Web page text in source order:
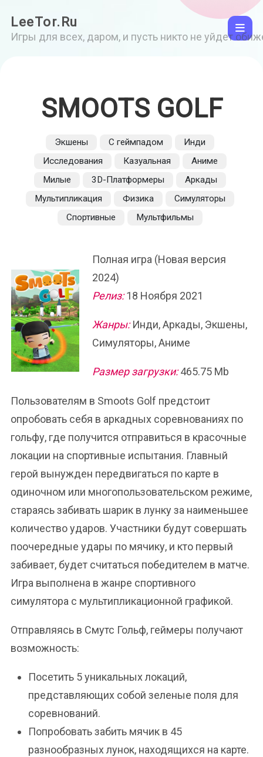
LeeTor.Ru
Игры для всех, даром, и пусть никто не уйдет
SMOOTS GOLF
Экшены С геймпадом
Инди
Исследования
Казуальная
Аниме
Милые
3D-Платформеры
Аркады
Мультипликация
Физика
Симуляторы
Спортивные
Мультфильмы
Полная игра (Новая версия
2024)
Релиз:18 Ноября 2021
Жанры:Инди, Аркады, Экшены,
Симуляторы, Аниме
Размер загрузки:465.75 Mb
Пользователям в Smoots Golf предстоит
опробовать себя в аркадных соревнованиях по
гольфу, где получится отправиться в красочные
локации на спортивные испытания. Главный
герой вынужден передвигаться по карте в
одиночном или многопользовательском режиме,
стараясь забивать шарик в лунку за наименьшее
количество ударов. Участники будут совершать
поочередные удары по мячику, и кто первый
забивает, будет считаться победителем в матче.
Игра выполнена в жанре спортивного
симулятора с мультипликационной графикой.
Отправляясь в Смутс Гольф, геймеры получают
возможность:
Посетить 5 уникальных локаций,
представляющих собой зеленые поля для
соревнований.
Попробовать забить мячик в 45
разнообразных лунок, находящихся на карте.